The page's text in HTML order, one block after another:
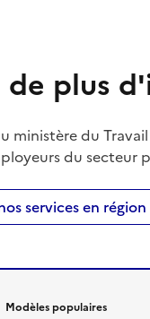
de plus
ministère du
du secteur
services en région
Modèles populaires